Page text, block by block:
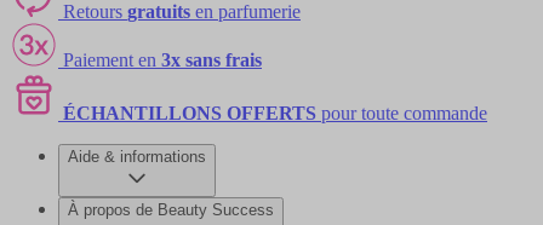
Retours gratuits en parfumerie
Paiement en 3x sans frais
ÉCHANTILLONS OFFERTS pour toute commande
Aide & informations
À propos de Beauty Success